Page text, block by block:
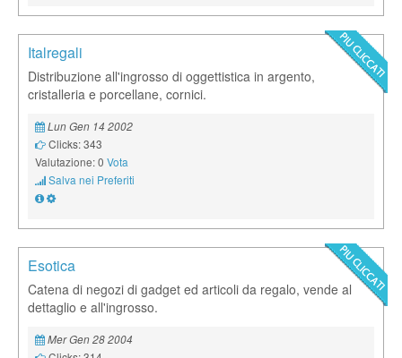
Italregali
Distribuzione all'ingrosso di oggettistica in argento,
cristalleria e porcellane, cornici.
Lun Gen 14 2002
Clicks: 343
Valutazione: 0 Vota
Salva nei Preferiti
Esotica
Catena di negozi di gadget ed articoli da regalo, vende al
dettaglio e all'ingrosso.
Mer Gen 28 2004